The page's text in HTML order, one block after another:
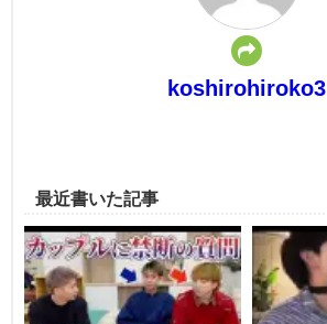
koshirohiroko3
最近書いた記事